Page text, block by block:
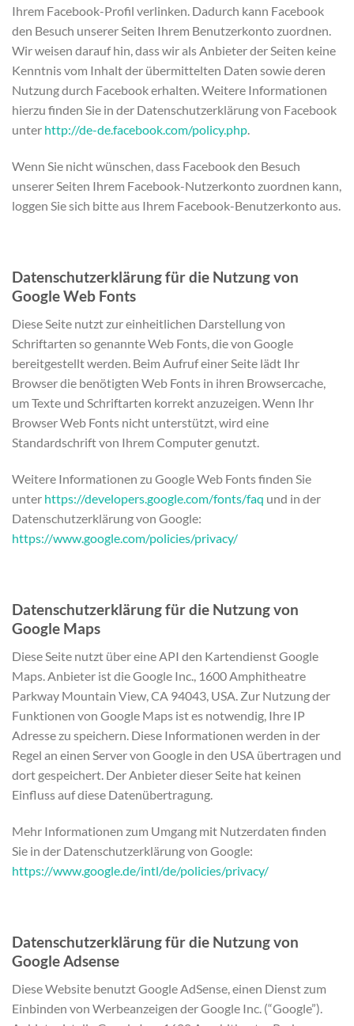
Ihrem Facebook-Profil verlinken. Dadurch kann Facebook
den Besuch unserer Seiten Ihrem Benutzerkonto zuordnen.
Wir weisen darauf hin, dass wir als Anbieter der Seiten keine
Kenntnis vom Inhalt der übermittelten Daten sowie deren
Nutzung durch Facebook erhalten. Weitere Informationen
hierzu finden Sie in der Datenschutzerklärung von Facebook
unter http://de-de.facebook.com/policy.php.
Wenn Sie nicht wünschen, dass Facebook den Besuch
unserer Seiten Ihrem Facebook-Nutzerkonto zuordnen kann,
loggen Sie sich bitte aus Ihrem Facebook-Benutzerkonto aus.
Datenschutzerklärung für die Nutzung von
Google Web Fonts
Diese Seite nutzt zur einheitlichen Darstellung von
Schriftarten so genannte Web Fonts, die von Google
bereitgestellt werden. Beim Aufruf einer Seite lädt Ihr
Browser die benötigten Web Fonts in ihren Browsercache,
um Texte und Schriftarten korrekt anzuzeigen. Wenn Ihr
Browser Web Fonts nicht unterstützt, wird eine
Standardschrift von Ihrem Computer genutzt.
Weitere Informationen zu Google Web Fonts finden Sie
unter https://developers.google.com/fonts/faq und in der
Datenschutzerklärung von Google:
https://www.google.com/policies/privacy/
Datenschutzerklärung für die Nutzung von
Google Maps
Diese Seite nutzt über eine API den Kartendienst Google
Maps. Anbieter ist die Google Inc., 1600 Amphitheatre
Parkway Mountain View, CA 94043, USA. Zur Nutzung der
Funktionen von Google Maps ist es notwendig, Ihre IP
Adresse zu speichern. Diese Informationen werden in der
Regel an einen Server von Google in den USA übertragen und
dort gespeichert. Der Anbieter dieser Seite hat keinen
Einfluss auf diese Datenübertragung.
Mehr Informationen zum Umgang mit Nutzerdaten finden
Sie in der Datenschutzerklärung von Google:
https://www.google.de/intl/de/policies/privacy/
Datenschutzerklärung für die Nutzung von
Google Adsense
Diese Website benutzt Google AdSense, einen Dienst zum
Einbinden von Werbeanzeigen der Google Inc. (“Google”).